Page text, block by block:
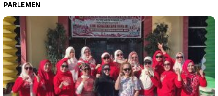
PARLEMEN